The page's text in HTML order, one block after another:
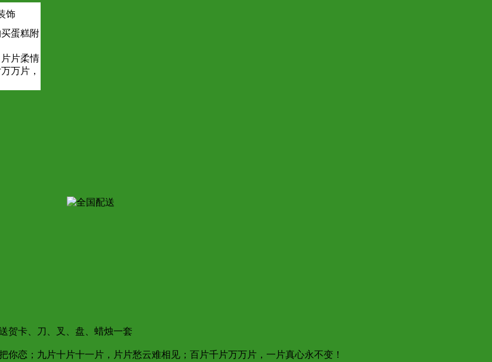
饰
蛋糕附
片柔情
万片，
贺卡、刀、叉、盘、蜡烛一套
恋；九片十片十一片，片片愁云难相见；百片千片万万片，一片真心永不变！